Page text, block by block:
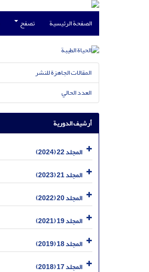
الصفحة الرئيسية تصفح
المقالات الجاهزة للنشر
العدد الحالي
أرشيف الدورية
المجلد 22 (2024)
المجلد 21 (2023)
المجلد 20 (2022)
المجلد 19 (2021)
المجلد 18 (2019)
المجلد 17 (2018)